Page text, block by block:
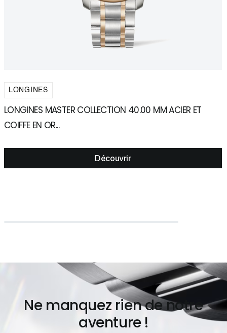
LONGINES
LONGINES MASTER COLLECTION 40.00 MM ACIER ET
COIFFE EN OR...
Découvrir
Ne manquez rien de notre
aventure !